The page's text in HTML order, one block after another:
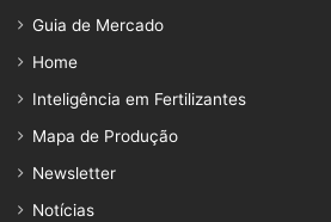
Guia de Mercado
Home
Inteligência em Fertilizantes
Mapa de Produção
Newsletter
Notícias